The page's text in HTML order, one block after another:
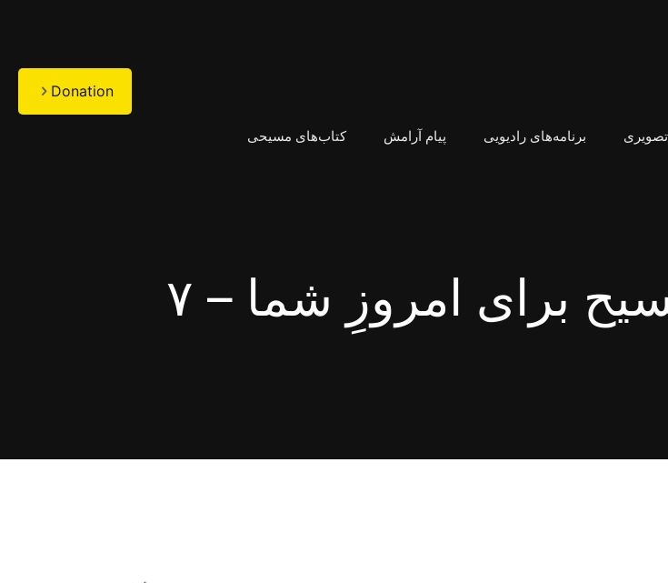
تصویری برنامه‌های رادیویی پیام آرامش کتاب‌های مسیحی
Donation
برای امروزِ شما – ۷